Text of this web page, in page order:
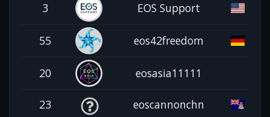
3 EOS Support
55 eos42freedom
20 eosasia11111
23 eoscannonchn